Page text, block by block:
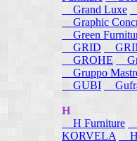
Grand Luxe
Graphic
Green
GRID
GROHE
Gruppo
GUBI
H
H Furniture
KORVELA